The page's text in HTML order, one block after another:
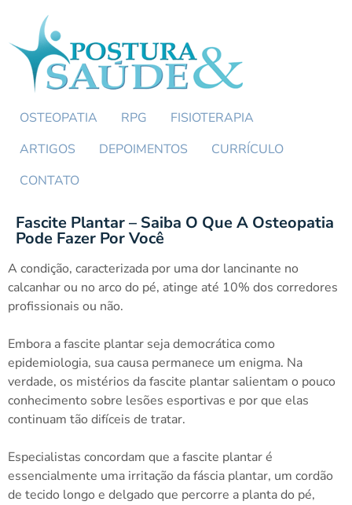
OSTEOPATIA RPG
FISIOTERAPIA
ARTIGOS
DEPOIMENTOS
CURRÍCULO
CONTATO
Fascite Plantar – Saiba O Que A Osteopatia
Pode Fazer Por Você
A condição, caracterizada por uma dor lancinante no
calcanhar ou no arco do pé, atinge até 10% dos corredores
profissionais ou não.
Embora a fascite plantar seja democrática como
epidemiologia, sua causa permanece um enigma. Na
verdade, os mistérios da fascite plantar salientam o pouco
conhecimento sobre lesões esportivas e por que elas
continuam tão difíceis de tratar.
Especialistas concordam que a fascite plantar é
essencialmente uma irritação da fáscia plantar, um cordão
de tecido longo e delgado que percorre a planta do pé,